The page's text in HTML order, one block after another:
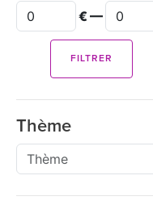
FILTRER
€ —
Thème